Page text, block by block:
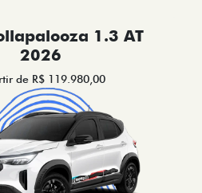
1.3 AT
2026
de R$ 119.980,00